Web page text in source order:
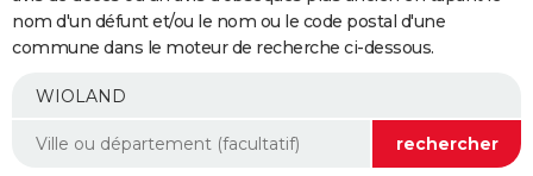
Retraite
Epargne
Immobilier
Risques naturels par ville
Banque
Assurance
AUTO
Essais
Réserver un essai
Citadines
Berlines
SUV
Forum auto
+
Mobiles
Meilleur smartphone
Internet
Ordinateurs
Jeux vidéo
Guide high-tech
Aménagement intérieur
nom d'un défunt et/ou le nom ou le code postal d'une
commune dans le moteur de recherche ci-dessous.